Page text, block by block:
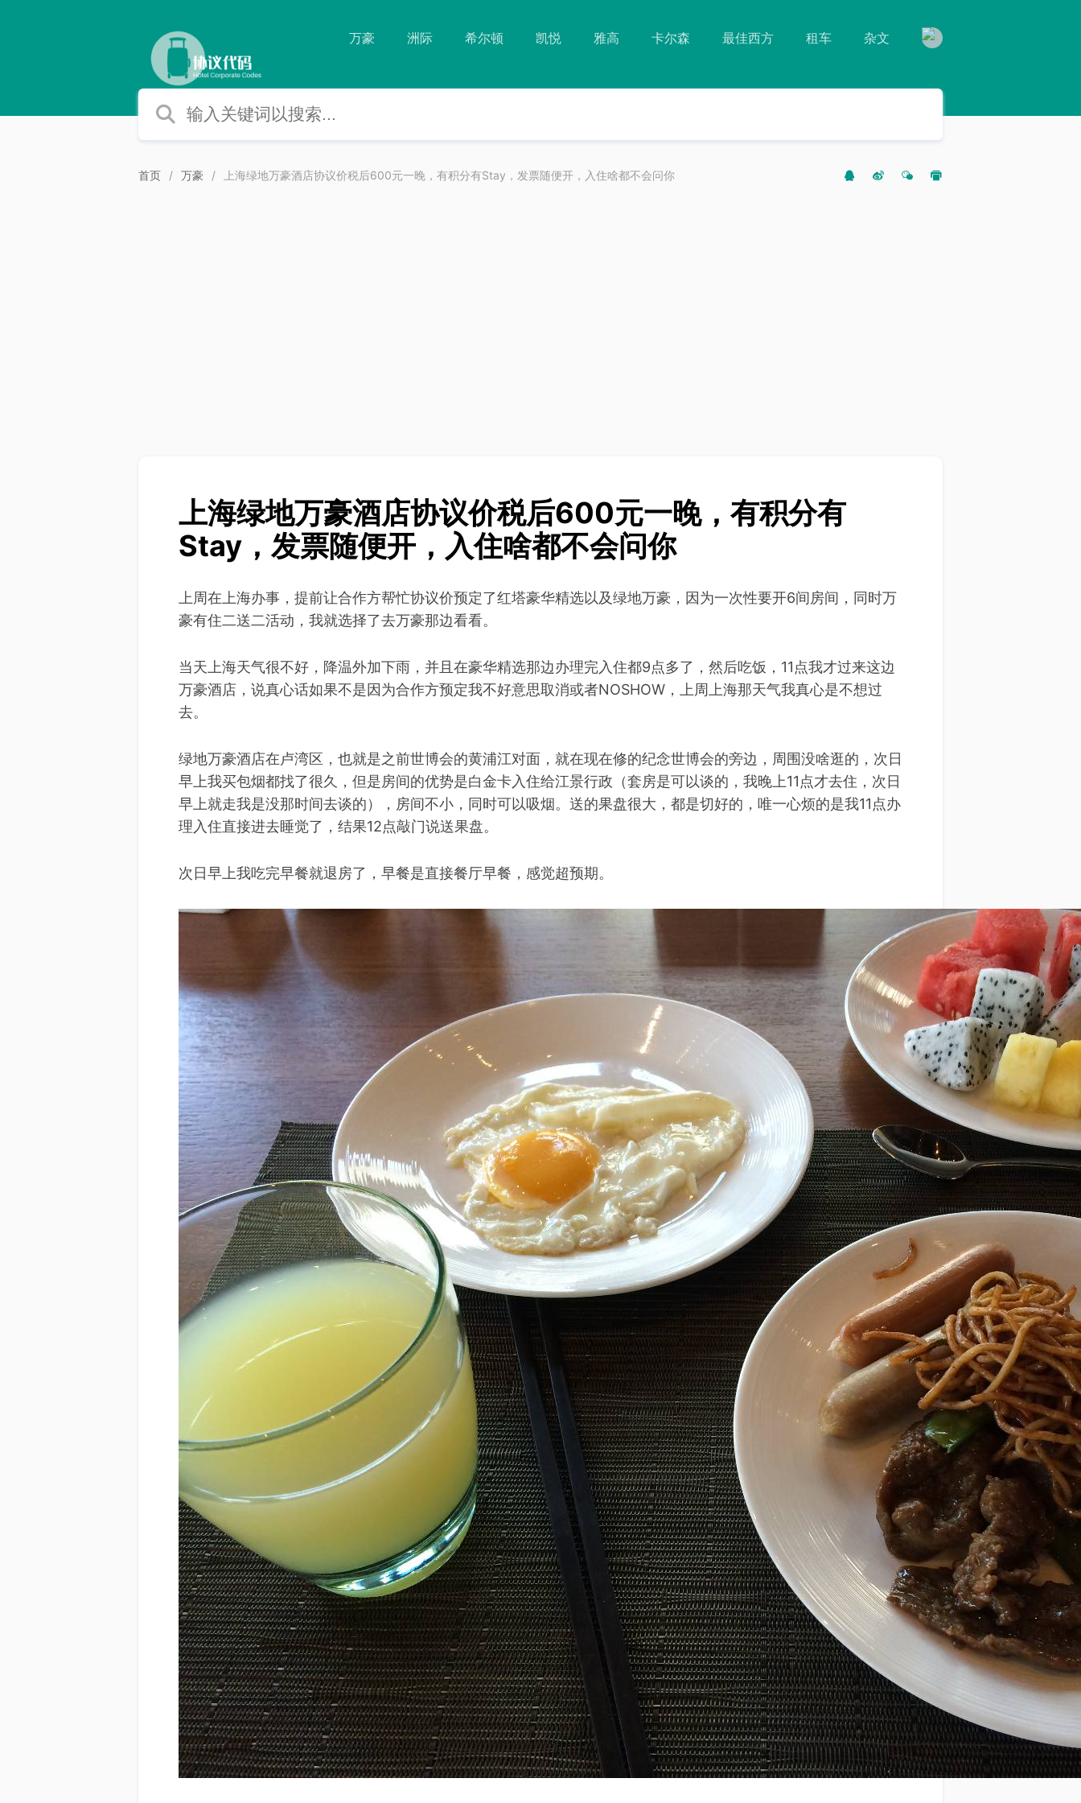
万豪 洲际 希尔顿 凯悦 雅高 卡尔森 最佳西方 租车 杂文
首页 万豪 上海绿地万豪酒店协议价税后600元一晚，有积分有Stay，发票随便开，入住啥都不会问你
上海绿地万豪酒店协议价税后600元一晚，有积分有
Stay，发票随便开，入住啥都不会问你
上周在上海办事，提前让合作方帮忙协议价预定了红塔豪华精选以及绿地万豪，因为一次性要开6间房间，同时万
豪有住二送二活动，我就选择了去万豪那边看看。
当天上海天气很不好，降温外加下雨，并且在豪华精选那边办理完入住都9点多了，然后吃饭，11点我才过来这边
万豪酒店，说真心话如果不是因为合作方预定我不好意思取消或者NOSHOW，上周上海那天气我真心是不想过
去。
绿地万豪酒店在卢湾区，也就是之前世博会的黄浦江对面，就在现在修的纪念世博会的旁边，周围没啥逛的，次日
早上我买包烟都找了很久，但是房间的优势是白金卡入住给江景行政（套房是可以谈的，我晚上11点才去住，次日
早上就走我是没那时间去谈的），房间不小，同时可以吸烟。送的果盘很大，都是切好的，唯一心烦的是我11点办
理入住直接进去睡觉了，结果12点敲门说送果盘。
次日早上我吃完早餐就退房了，早餐是直接餐厅早餐，感觉超预期。